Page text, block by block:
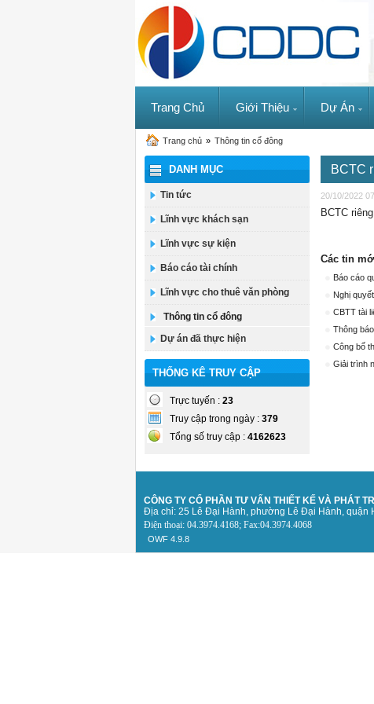
Trang Chủ Giới Thiệu Dự Án
Trang chủ » Thông tin cổ đông
DANH MỤC
Tin tức
Lĩnh vực khách sạn
Lĩnh vực sự kiện
Báo cáo tài chính
Lĩnh vực cho thuê văn phòng
Thông tin cổ đông
Dự án đã thực hiện
THỐNG KÊ TRUY CẬP
Trực tuyến : 23
Truy cập trong ngày : 379
Tổng số truy cập : 4162623
BCTC
20/10/2022
BCTC
Các tin
Báo cáo
Nghị
CBTT tài
Thông
Công bố
Giải trình
CÔNG TY CỔ PHẦN TƯ VẤN THIẾT KẾ VÀ PHÁT
Địa chỉ: 25 Lê Đại Hành, phường Lê Đại Hành, quận
Điện thoại: 04.3974.4168; Fax:04.3974.4068
OWF 4.9.8